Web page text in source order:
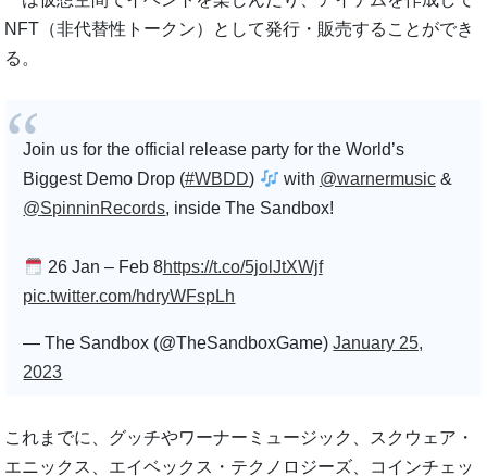
NFT（非代替性トークン）として発行・販売することができ
る。
Join us for the official release party for the World’s
Biggest Demo Drop (#WBDD) with @warnermusic&
@SpinninRecords, inside The Sandbox!
26 Jan – Feb 8https://t.co/5jolJtXWjf
pic.twitter.com/hdryWFspLh
— The Sandbox (@TheSandboxGame)January 25,
2023
これまでに、グッチやワーナーミュージック、スクウェア・
エニックス、エイベックス・テクノロジーズ、コインチェッ